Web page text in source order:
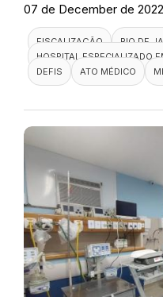
07 de December de 2022
FISCALIZAÇÃO
RIO DE
HOSPITAL ESPECIALIZADO
DEFIS
ATO MÉDICO